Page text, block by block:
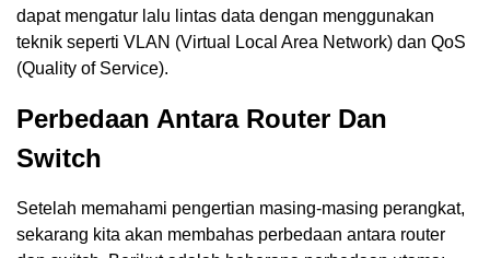
dapat mengatur lalu lintas data dengan menggunakan
teknik seperti VLAN (Virtual Local Area Network) dan QoS
(Quality of Service).
Perbedaan Antara Router Dan
Switch
Setelah memahami pengertian masing-masing perangkat,
sekarang kita akan membahas perbedaan antara router